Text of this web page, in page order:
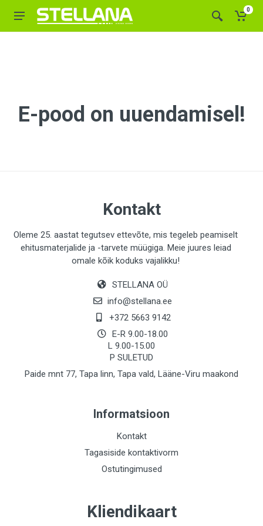
0
E-pood on uuendamisel!
Kontakt
Oleme 25. aastat tegutsev ettevõte, mis tegeleb peamiselt
ehitusmaterjalide ja -tarvete müügiga. Meie juures leiad
omale kõik koduks vajalikku!
STELLANA OÜ
info@stellana.ee
+372 5663 9142
E-R 9.00-18.00
L 9.00-15.00
P SULETUD
Paide mnt 77, Tapa linn, Tapa vald, Lääne-Viru maakond
Informatsioon
Kontakt
Tagasiside kontaktivorm
Ostutingimused
Kliendikaart